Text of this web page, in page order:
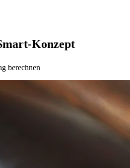
Konzept
berechnen